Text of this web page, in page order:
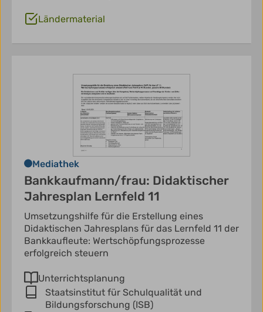
Ländermaterial
Mediathek
Bankkaufmann/frau: Didaktischer
Jahresplan Lernfeld 11
Umsetzungshilfe für die Erstellung eines
Didaktischen Jahresplans für das Lernfeld 11 der
Bankkaufleute: Wertschöpfungsprozesse
erfolgreich steuern
Unterrichtsplanung
Staatsinstitut für Schulqualität und
Bildungsforschung (ISB)